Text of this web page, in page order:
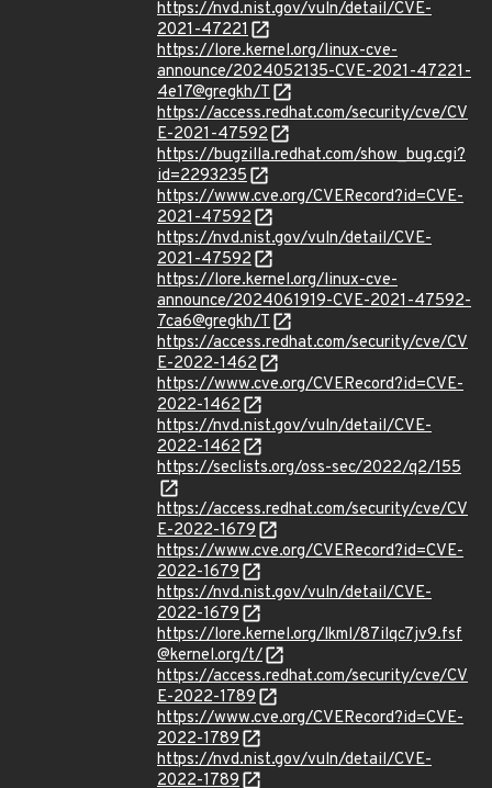
https://nvd.nist.gov/vuln/detail/CVE-
2021-47221
https://lore.kernel.org/linux-cve-
announce/2024052135-CVE-2021-47221-
4e17@gregkh/T
https://access.redhat.com/security/cve/CV
E-2021-47592
https://bugzilla.redhat.com/show_bug.cgi?
id=2293235
https://www.cve.org/CVERecord?id=CVE-
2021-47592
https://nvd.nist.gov/vuln/detail/CVE-
2021-47592
https://lore.kernel.org/linux-cve-
announce/2024061919-CVE-2021-47592-
7ca6@gregkh/T
https://access.redhat.com/security/cve/CV
E-2022-1462
https://www.cve.org/CVERecord?id=CVE-
2022-1462
https://nvd.nist.gov/vuln/detail/CVE-
2022-1462
https://seclists.org/oss-sec/2022/q2/155
https://access.redhat.com/security/cve/CV
E-2022-1679
https://www.cve.org/CVERecord?id=CVE-
2022-1679
https://nvd.nist.gov/vuln/detail/CVE-
2022-1679
https://lore.kernel.org/lkml/87ilqc7jv9.fsf
@kernel.org/t/
https://access.redhat.com/security/cve/CV
E-2022-1789
https://www.cve.org/CVERecord?id=CVE-
2022-1789
https://nvd.nist.gov/vuln/detail/CVE-
2022-1789